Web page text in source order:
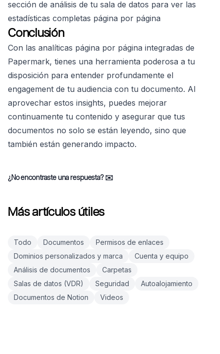
sección de análisis de tu sala de datos para ver las
estadísticas completas página por página
Conclusión
Con las analíticas página por página integradas de
Papermark, tienes una herramienta poderosa a tu
disposición para entender profundamente el
engagement de tu audiencia con tu documento. Al
aprovechar estos insights, puedes mejorar
continuamente tu contenido y asegurar que tus
documentos no solo se están leyendo, sino que
también están generando impacto.
¿No encontraste una respuesta? ✉️
Más artículos útiles
Todo Documentos
Permisos de enlaces
Dominios personalizados y marca
Cuenta y equipo
Análisis de documentos
Carpetas
Salas de datos (VDR)
Seguridad
Autoalojamiento
Documentos de Notion
Videos